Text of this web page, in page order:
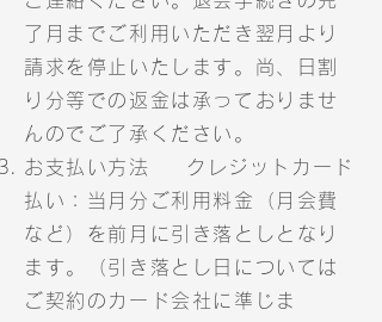
了月までご利用いただき翌月より
請求を停止いたします。尚、日割
り分等での返金は承っておりませ
んのでご了承ください。
お支払い方法 クレジットカード
払い：当月分ご利用料金（月会費
など）を前月に引き落としとなり
ます。（引き落とし日については
ご契約のカード会社に準じま